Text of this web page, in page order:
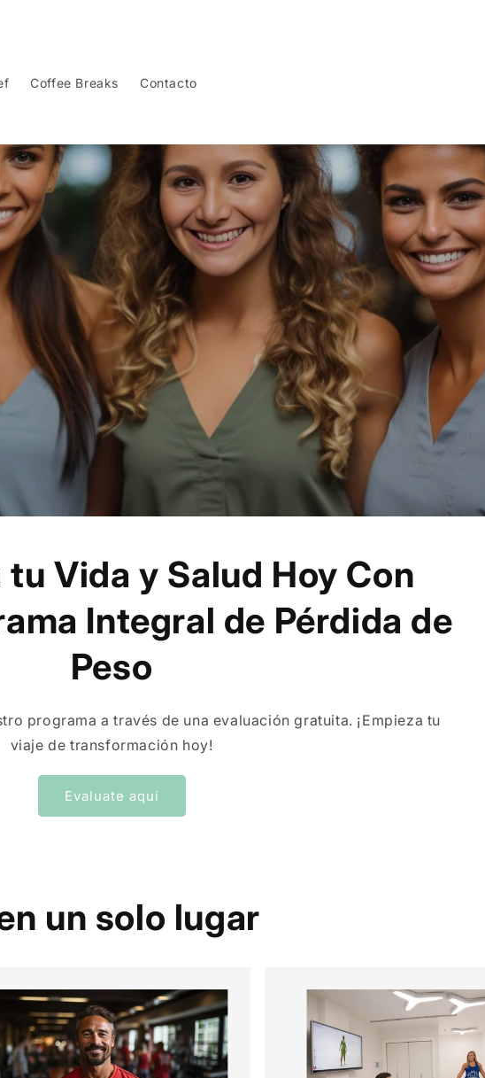
Coffee Breaks Contacto
Vida y Salud Hoy Con
Integral de Pérdida de
Peso
programa a través de una evaluación gratuita. ¡Empieza tu
viaje de transformación hoy!
Evaluate aquí
un solo lugar